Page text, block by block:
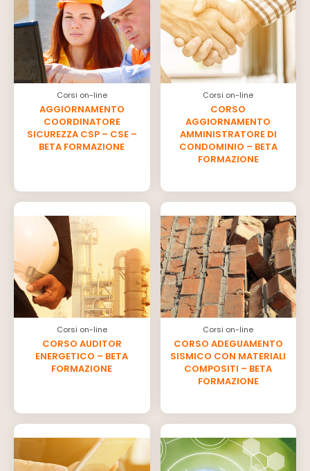
Corsi on-line
AGGIORNAMENTO
COORDINATORE
SICUREZZA CSP – CSE –
BETA FORMAZIONE
Corsi on-line
CORSO
AGGIORNAMENTO
AMMINISTRATORE DI
CONDOMINIO – BETA
FORMAZIONE
Corsi on-line
CORSO AUDITOR
ENERGETICO – BETA
FORMAZIONE
Corsi on-line
CORSO ADEGUAMENTO
SISMICO CON MATERIALI
COMPOSITI – BETA
FORMAZIONE